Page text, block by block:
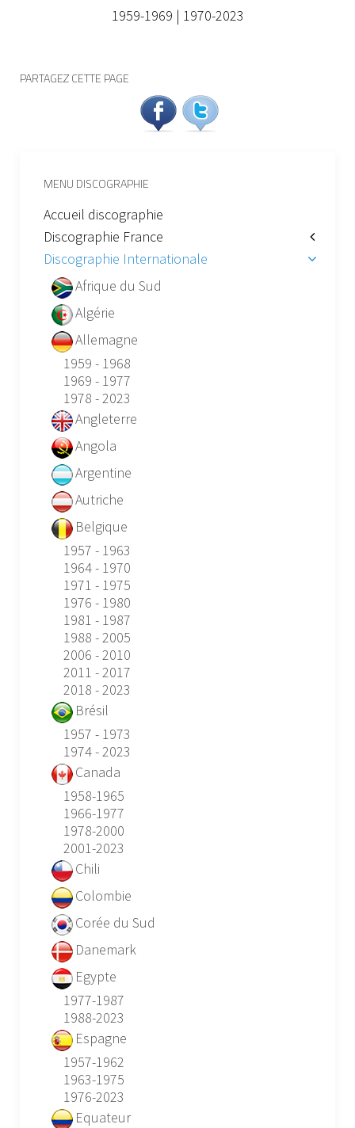
1959-1969 | 1970-2023
PARTAGEZ CETTE PAGE
MENU DISCOGRAPHIE
Accueil discographie
Discographie France
Discographie Internationale
Afrique du Sud
Algérie
Allemagne
1959 - 1968
1969 - 1977
1978 - 2023
Angleterre
Angola
Argentine
Autriche
Belgique
1957 - 1963
1964 - 1970
1971 - 1975
1976 - 1980
1981 - 1987
1988 - 2005
2006 - 2010
2011 - 2017
2018 - 2023
Brésil
1957 - 1973
1974 - 2023
Canada
1958-1965
1966-1977
1978-2000
2001-2023
Chili
Colombie
Corée du Sud
Danemark
Egypte
1977-1987
1988-2023
Espagne
1957-1962
1963-1975
1976-2023
Equateur